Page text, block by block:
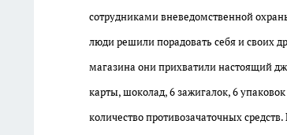
сотрудниками вневедомственной
люди решили порадовать себя и своих
магазина они прихватили настоящий
карты, шоколад, 6 зажигалок, 6
количество противозачаточных средств.